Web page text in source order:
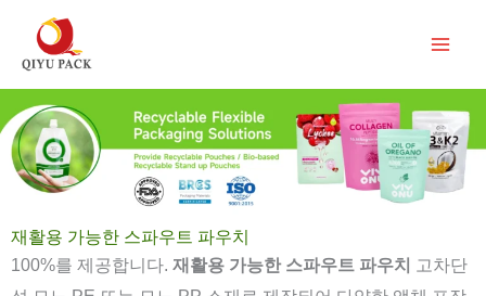
건
너
기재활용 가능한 스파우트 파우치
100%를 제공합니다. 재활용 가능한 스파우트 파우치
고차단